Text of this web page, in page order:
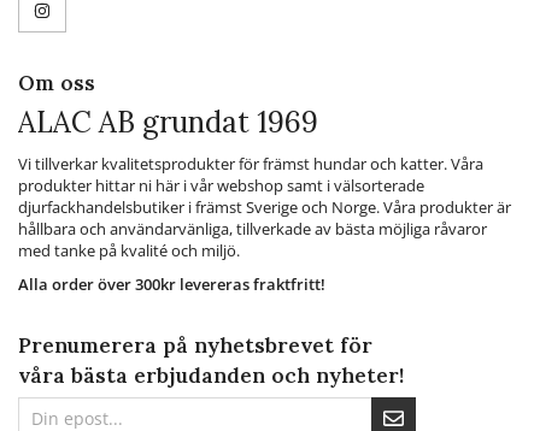
Om oss
ALAC AB grundat 1969
Vi tillverkar kvalitetsprodukter för främst hundar och katter. Våra
produkter hittar ni här i vår webshop samt i välsorterade
djurfackhandelsbutiker i främst Sverige och Norge. Våra produkter är
hållbara och användarvänliga, tillverkade av bästa möjliga råvaror
med tanke på kvalité och miljö.
Alla order över 300kr levereras fraktfritt!
Prenumerera på nyhetsbrevet för
våra bästa erbjudanden och nyheter!